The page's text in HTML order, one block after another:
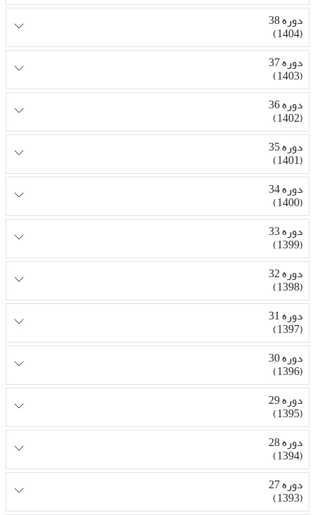
دوره 38
(1404)
دوره 37
(1403)
دوره 36
(1402)
دوره 35
(1401)
دوره 34
(1400)
دوره 33
(1399)
دوره 32
(1398)
دوره 31
(1397)
دوره 30
(1396)
دوره 29
(1395)
دوره 28
(1394)
دوره 27
(1393)